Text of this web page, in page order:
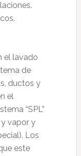
el lavado
de
ductos y
el
“SPL”
vapor y
Los
este